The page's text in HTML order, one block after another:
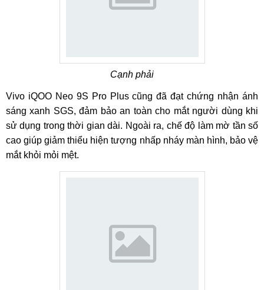
Cạnh phải
Vivo iQOO Neo 9S Pro Plus cũng đã đạt chứng nhận ánh
sáng xanh SGS, đảm bảo an toàn cho mắt người dùng khi
sử dụng trong thời gian dài. Ngoài ra, chế độ làm mờ tần số
cao giúp giảm thiểu hiện tượng nhấp nháy màn hình, bảo vệ
mắt khỏi mỏi mệt.